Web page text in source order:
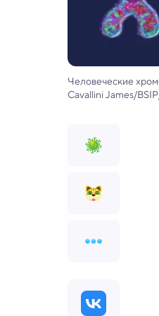
Человеческие
Cavallini James/